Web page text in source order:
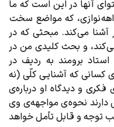
آنها در این است که ما
نوازی، که مواضع سخت
آشنا می کند. مبحثی که در
کند، و بحث کلیدی من در
برومند به ردیف در
کسانی که آشنایی کلّی (نه
و دیدگاه او درباره‌ی
نحوه ی مواجهه‌ی وی
توجه و قابل تأمل خواهد